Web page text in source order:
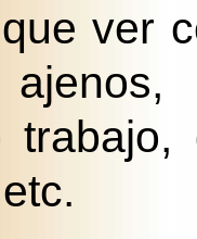
ver
ajenos,